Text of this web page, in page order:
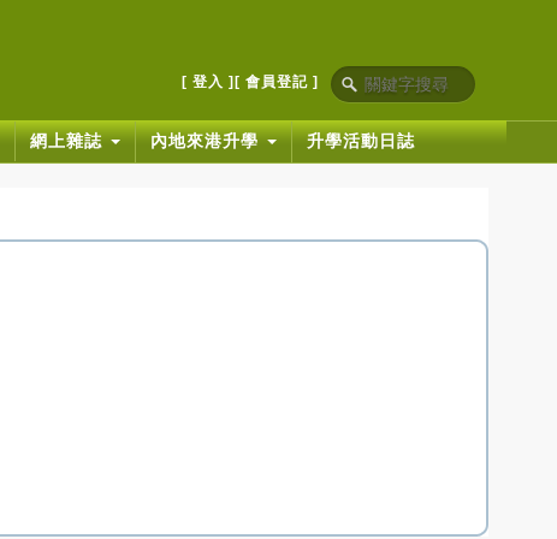
[ 登入 ] [ 會員登記 ]
網上雜誌 內地來港升學 升學活動日誌